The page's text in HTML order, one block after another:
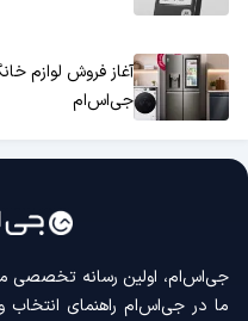
آغاز فروش لوازم
جی‌اس‌ام
جی‌اس‌ام، اولین رسانه‌ تخصصی
ما در جی‌اس‌ام راهنمای انتخاب